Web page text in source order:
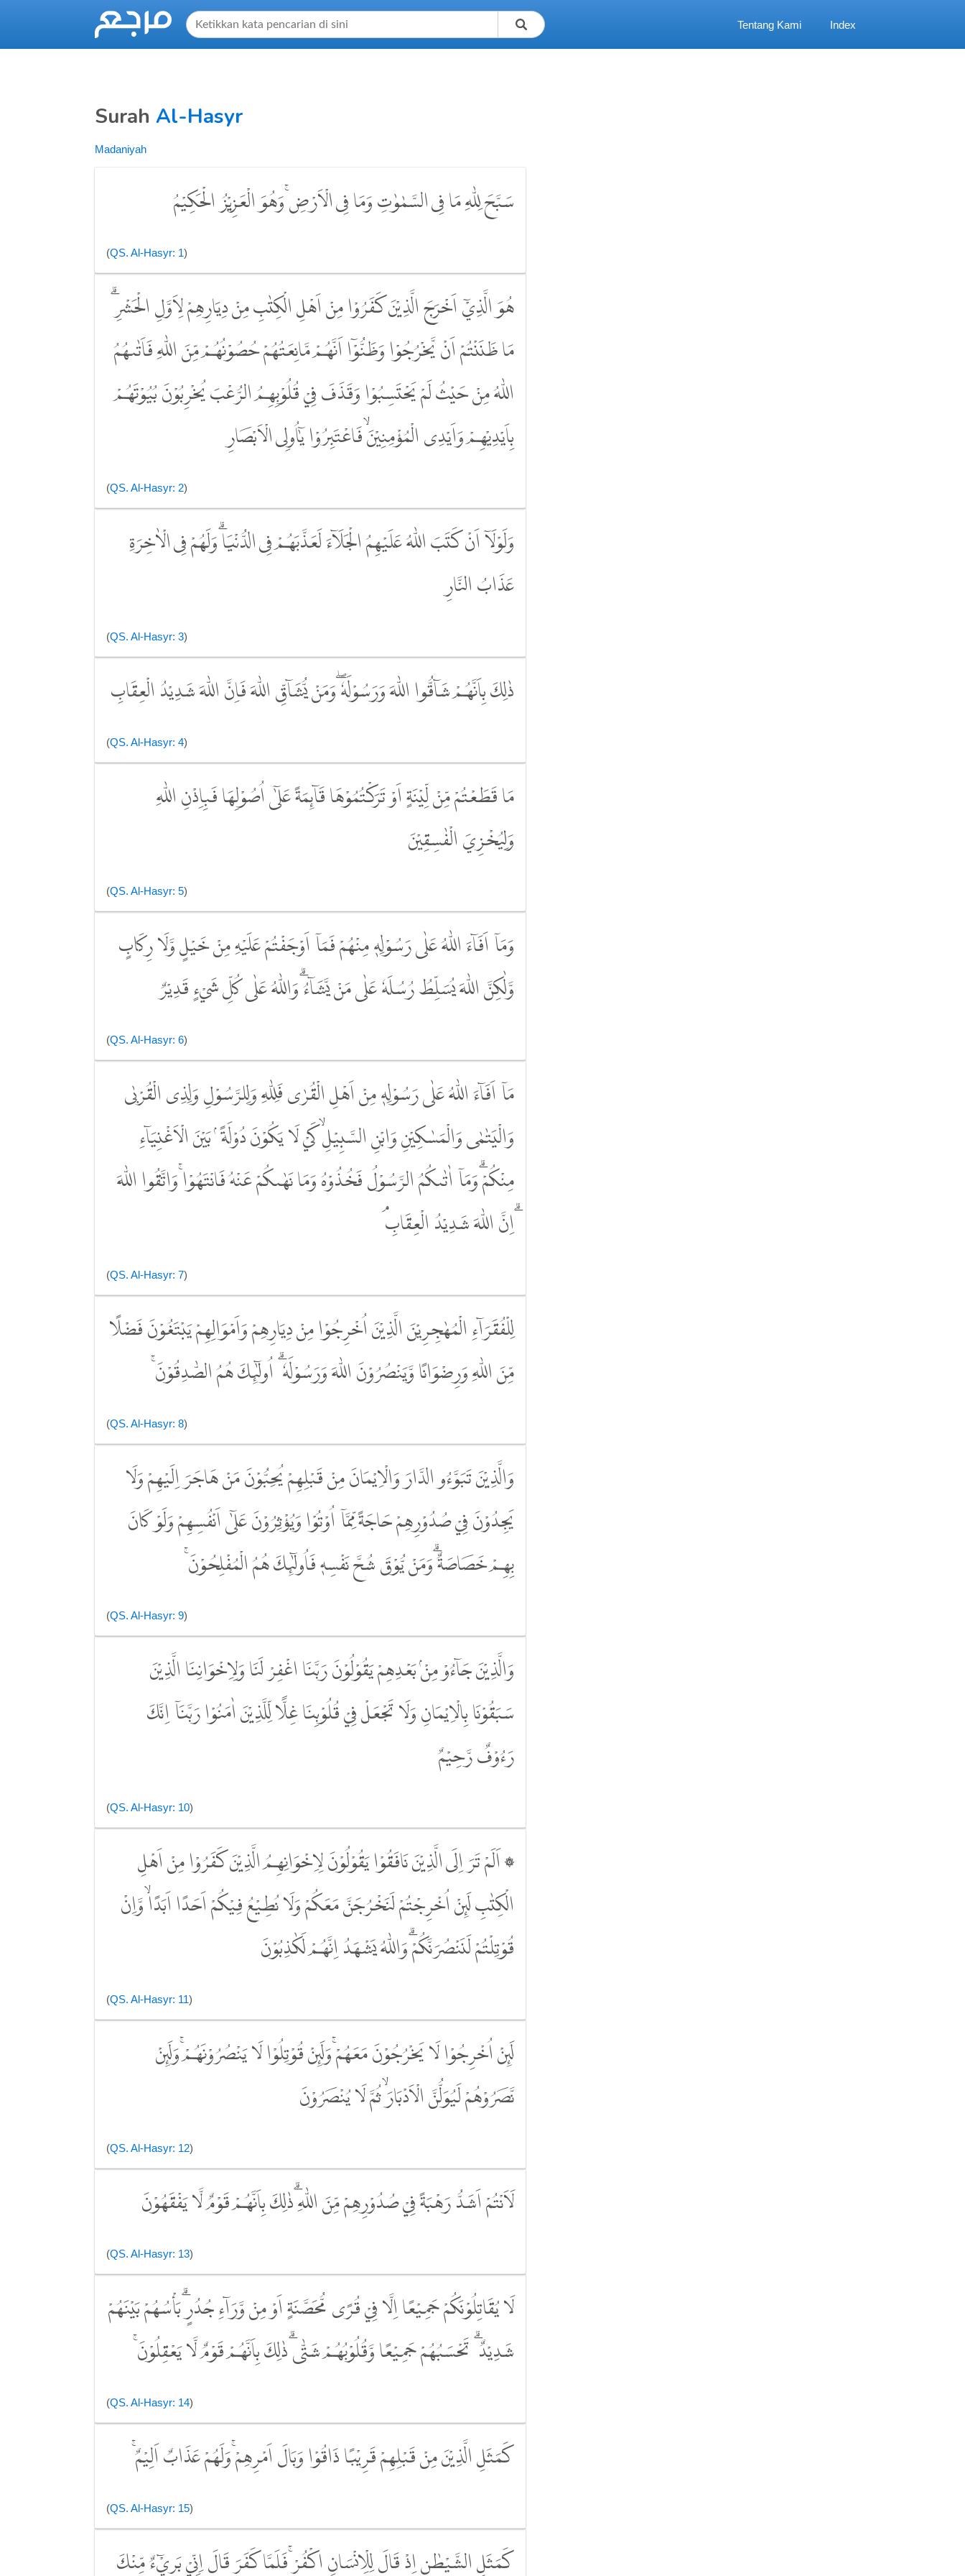
Tentang Kami Index
Surah Al-Hasyr
Madaniyah
سَبَّحَ لِلّٰهِ مَا فِى السَّمٰوٰتِ وَمَا فِى الْاَرْضِۚ وَهُوَ الْعَزِيْزُ الْحَكِيْمُ
(QS. Al-Hasyr: 1)
هُوَ الَّذِيْٓ اَخْرَجَ الَّذِيْنَ كَفَرُوْا مِنْ اَهْلِ الْكِتٰبِ مِنْ دِيَارِهِمْ لِاَوَّلِ الْحَشْرِۗ
مَا ظَنَنْتُمْ اَنْ يَّخْرُجُوْا وَظَنُّوْٓا اَنَّهُمْ مَّانِعَتُهُمْ حُصُوْنُهُمْ مِّنَ اللّٰهِ فَاَتٰىهُمُ
اللّٰهُ مِنْ حَيْثُ لَمْ يَحْتَسِبُوْا وَقَذَفَ فِيْ قُلُوْبِهِمُ الرُّعْبَ يُخْرِبُوْنَ بُيُوْتَهُمْ
بِاَيْدِيْهِمْ وَاَيْدِى الْمُؤْمِنِيْنَۙ فَاعْتَبِرُوْا يٰٓاُولِى الْاَبْصَارِ
(QS. Al-Hasyr: 2)
وَلَوْلَآ اَنْ كَتَبَ اللّٰهُ عَلَيْهِمُ الْجَلَاۤءَ لَعَذَّبَهُمْ فِى الدُّنْيَاۗ وَلَهُمْ فِى الْاٰخِرَةِ
عَذَابُ النَّارِ
(QS. Al-Hasyr: 3)
ذٰلِكَ بِاَنَّهُمْ شَاۤقُّوا اللّٰهَ وَرَسُوْلَهٗ ۖوَمَنْ يُّشَاۤقِّ اللّٰهَ فَاِنَّ اللّٰهَ شَدِيْدُ الْعِقَابِ
(QS. Al-Hasyr: 4)
مَا قَطَعْتُمْ مِّنْ لِّيْنَةٍ اَوْ تَرَكْتُمُوْهَا قَاۤىِٕمَةً عَلٰٓى اُصُوْلِهَا فَبِاِذْنِ اللّٰهِ
وَلِيُخْزِيَ الْفٰسِقِيْنَ
(QS. Al-Hasyr: 5)
وَمَآ اَفَاۤءَ اللّٰهُ عَلٰى رَسُوْلِهٖ مِنْهُمْ فَمَآ اَوْجَفْتُمْ عَلَيْهِ مِنْ خَيْلٍ وَّلَا رِكَابٍ
وَّلٰكِنَّ اللّٰهَ يُسَلِّطُ رُسُلَهٗ عَلٰى مَنْ يَّشَاۤءُۗ وَاللّٰهُ عَلٰى كُلِّ شَيْءٍ قَدِيْرٌ
(QS. Al-Hasyr: 6)
مَآ اَفَاۤءَ اللّٰهُ عَلٰى رَسُوْلِهٖ مِنْ اَهْلِ الْقُرٰى فَلِلّٰهِ وَلِلرَّسُوْلِ وَلِذِى الْقُرْبٰى
وَالْيَتٰمٰى وَالْمَسٰكِيْنِ وَابْنِ السَّبِيْلِۙ كَيْ لَا يَكُوْنَ دُوْلَةً ۢ بَيْنَ الْاَغْنِيَاۤءِ
مِنْكُمْۗ وَمَآ اٰتٰىكُمُ الرَّسُوْلُ فَخُذُوْهُ وَمَا نَهٰىكُمْ عَنْهُ فَانْتَهُوْاۚ وَاتَّقُوا اللّٰهَ
ۗاِنَّ اللّٰهَ شَدِيْدُ الْعِقَابِۘ
(QS. Al-Hasyr: 7)
لِلْفُقَرَاۤءِ الْمُهٰجِرِيْنَ الَّذِيْنَ اُخْرِجُوْا مِنْ دِيَارِهِمْ وَاَمْوَالِهِمْ يَبْتَغُوْنَ فَضْلًا
مِّنَ اللّٰهِ وَرِضْوَانًا وَّيَنْصُرُوْنَ اللّٰهَ وَرَسُوْلَهٗ ۗ اُولٰۤىِٕكَ هُمُ الصّٰدِقُوْنَۚ
(QS. Al-Hasyr: 8)
وَالَّذِيْنَ تَبَوَّءُو الدَّارَ وَالْاِيْمَانَ مِنْ قَبْلِهِمْ يُحِبُّوْنَ مَنْ هَاجَرَ اِلَيْهِمْ وَلَا
يَجِدُوْنَ فِيْ صُدُوْرِهِمْ حَاجَةً مِّمَّآ اُوْتُوْا وَيُؤْثِرُوْنَ عَلٰٓى اَنْفُسِهِمْ وَلَوْ كَانَ
بِهِمْ خَصَاصَةٌ ۗوَمَنْ يُّوْقَ شُحَّ نَفْسِهٖ فَاُولٰۤىِٕكَ هُمُ الْمُفْلِحُوْنَۚ
(QS. Al-Hasyr: 9)
وَالَّذِيْنَ جَاۤءُوْ مِنْۢ بَعْدِهِمْ يَقُوْلُوْنَ رَبَّنَا اغْفِرْ لَنَا وَلِاِخْوَانِنَا الَّذِيْنَ
سَبَقُوْنَا بِالْاِيْمَانِ وَلَا تَجْعَلْ فِيْ قُلُوْبِنَا غِلًّا لِّلَّذِيْنَ اٰمَنُوْا رَبَّنَآ اِنَّكَ
رَءُوْفٌ رَّحِيْمٌ
(QS. Al-Hasyr: 10)
۞ اَلَمْ تَرَ اِلَى الَّذِيْنَ نَافَقُوْا يَقُوْلُوْنَ لِاِخْوَانِهِمُ الَّذِيْنَ كَفَرُوْا مِنْ اَهْلِ
الْكِتٰبِ لَىِٕنْ اُخْرِجْتُمْ لَنَخْرُجَنَّ مَعَكُمْ وَلَا نُطِيْعُ فِيْكُمْ اَحَدًا اَبَدًاۙ وَّاِنْ
قُوْتِلْتُمْ لَنَنْصُرَنَّكُمْۗ وَاللّٰهُ يَشْهَدُ اِنَّهُمْ لَكٰذِبُوْنَ
(QS. Al-Hasyr: 11)
لَىِٕنْ اُخْرِجُوْا لَا يَخْرُجُوْنَ مَعَهُمْۚ وَلَىِٕنْ قُوْتِلُوْا لَا يَنْصُرُوْنَهُمْۚ وَلَىِٕنْ
نَّصَرُوْهُمْ لَيُوَلُّنَّ الْاَدْبَارَۙ ثُمَّ لَا يُنْصَرُوْنَ
(QS. Al-Hasyr: 12)
لَاَنْتُمْ اَشَدُّ رَهْبَةً فِيْ صُدُوْرِهِمْ مِّنَ اللّٰهِ ۗذٰلِكَ بِاَنَّهُمْ قَوْمٌ لَّا يَفْقَهُوْنَ
(QS. Al-Hasyr: 13)
لَا يُقَاتِلُوْنَكُمْ جَمِيْعًا اِلَّا فِيْ قُرًى مُّحَصَّنَةٍ اَوْ مِنْ وَّرَاۤءِ جُدُرٍۗ بَأْسُهُمْ بَيْنَهُمْ
شَدِيْدٌ ۗ تَحْسَبُهُمْ جَمِيْعًا وَّقُلُوْبُهُمْ شَتّٰىۗ ذٰلِكَ بِاَنَّهُمْ قَوْمٌ لَّا يَعْقِلُوْنَۚ
(QS. Al-Hasyr: 14)
كَمَثَلِ الَّذِيْنَ مِنْ قَبْلِهِمْ قَرِيْبًا ذَاقُوْا وَبَالَ اَمْرِهِمْۚ وَلَهُمْ عَذَابٌ اَلِيْمٌۚ
(QS. Al-Hasyr: 15)
كَمَثَلِ الشَّيْطٰنِ اِذْ قَالَ لِلْاِنْسَانِ اكْفُرْۚ فَلَمَّا كَفَرَ قَالَ اِنِّيْ بَرِيْۤءٌ مِّنْكَ